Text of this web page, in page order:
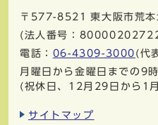
〒577-8521
東大阪市荒
(法人番号：
電話： 06-4309-3000 (代
月曜日から金曜日までの9
(祝休日、12月29日から1
サイトマップ